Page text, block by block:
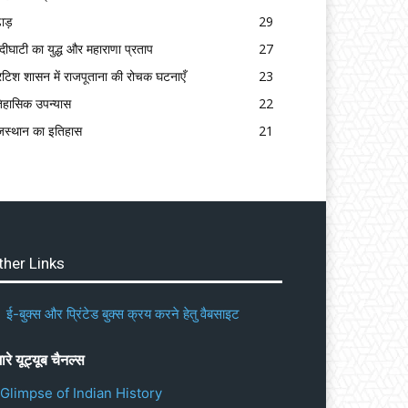
29
का युद्ध और महाराणा प्रताप
27
शासन में राजपूताना की रोचक घटनाएँ
23
उपन्यास
22
का इतिहास
21
Links
ई-बुक्स और प्रिंटेड बुक्स क्रय करने हेतु वैबसाइट
यूट्यूब चैनल्स
Glimpse of Indian History